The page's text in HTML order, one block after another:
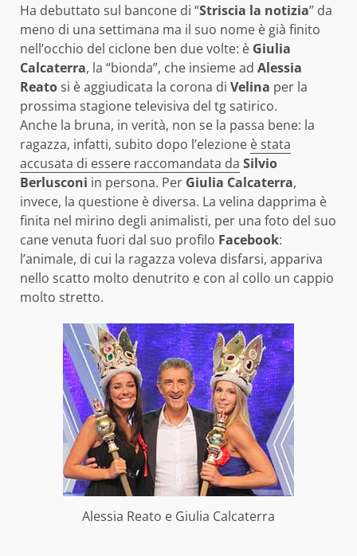
Ha debuttato sul bancone di “Striscia la notizia” da
meno di una settimana ma il suo nome è già finito
nell’occhio del ciclone ben due volte: è Giulia
Calcaterra, la “bionda”, che insieme ad Alessia
Reatosi è aggiudicata la corona di Velina per la
prossima stagione televisiva del tg satirico.
Anche la bruna, in verità, non se la passa bene: la
ragazza, infatti, subito dopo l’elezione è stata
accusata di essere raccomandata da Silvio
Berlusconi in persona. Per Giulia Calcaterra,
invece, la questione è diversa. La velina dapprima è
finita nel mirino degli animalisti, per una foto del suo
cane venuta fuori dal suo profilo Facebook:
l’animale, di cui la ragazza voleva disfarsi, appariva
nello scatto molto denutrito e con al collo un cappio
molto stretto.
Alessia Reato e Giulia Calcaterra